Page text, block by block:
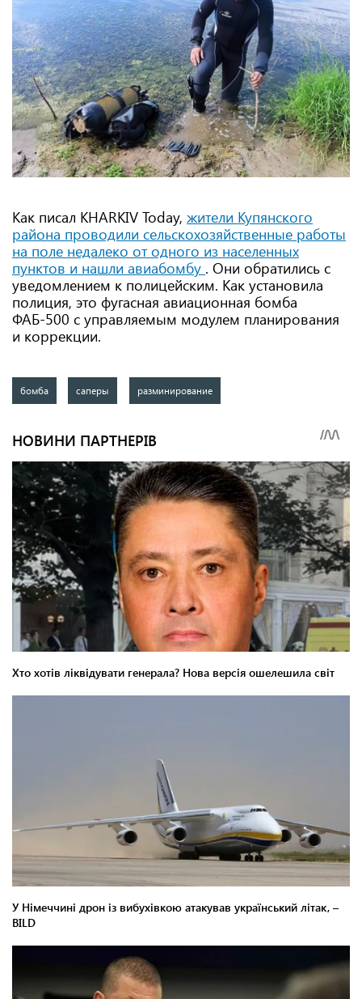
Как писал KHARKIV Today, жители Купянского
района проводили сельскохозяйственные работы
на поле недалеко от одного из населенных
пунктов и нашли авиабомбу . Они обратились с
уведомлением к полицейским. Как установила
полиция, это фугасная авиационная бомба
ФАБ-500 с управляемым модулем планирования
и коррекции.
бомба саперы разминирование